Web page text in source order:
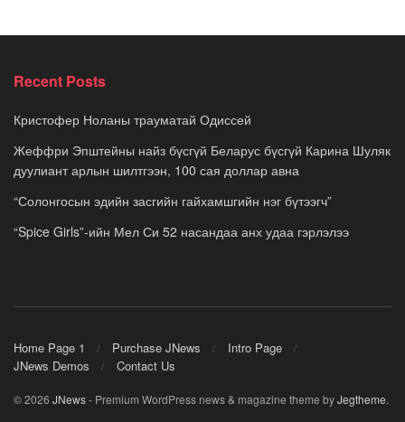
Recent Posts
Кристофер Ноланы трауматай Одиссей
Жеффри Эпштейны найз бүсгүй Беларус бүсгүй Карина Шуляк
дуулиант арлын шилтгээн, 100 сая доллар авна
“Солонгосын эдийн засгийн гайхамшгийн нэг бүтээгч”
“Spice Girls”-ийн Мел Си 52 насандаа анх удаа гэрлэлээ
Home Page 1 Purchase JNews
Intro Page
JNews Demos
Contact Us
© 2026 JNews- Premium WordPress news & magazine theme byJegtheme.